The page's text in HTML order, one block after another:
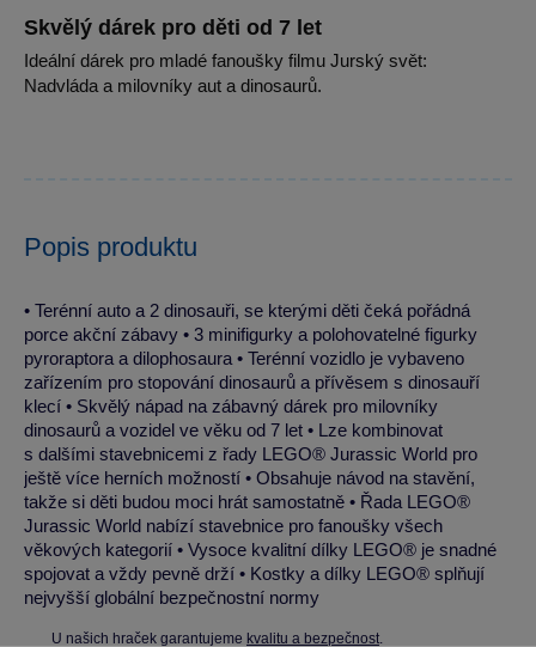
Skvělý dárek pro děti od 7 let
Ideální dárek pro mladé fanoušky filmu Jurský svět:
Nadvláda a milovníky aut a dinosaurů.
Popis produktu
• Terénní auto a 2 dinosauři, se kterými děti čeká pořádná
porce akční zábavy • 3 minifigurky a polohovatelné figurky
pyroraptora a dilophosaura • Terénní vozidlo je vybaveno
zařízením pro stopování dinosaurů a přívěsem s dinosauří
klecí • Skvělý nápad na zábavný dárek pro milovníky
dinosaurů a vozidel ve věku od 7 let • Lze kombinovat
s dalšími stavebnicemi z řady LEGO® Jurassic World pro
ještě více herních možností • Obsahuje návod na stavění,
takže si děti budou moci hrát samostatně • Řada LEGO®
Jurassic World nabízí stavebnice pro fanoušky všech
věkových kategorií • Vysoce kvalitní dílky LEGO® je snadné
spojovat a vždy pevně drží • Kostky a dílky LEGO® splňují
nejvyšší globální bezpečnostní normy
U našich hraček garantujeme kvalitu a bezpečnost.